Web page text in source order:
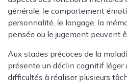
générale, le comportement
personnalité, le langage, la
pensée ou le jugement peuvent
Aux stades précoces de la
présente un déclin cognitif léger
difficultés à réaliser plusieurs